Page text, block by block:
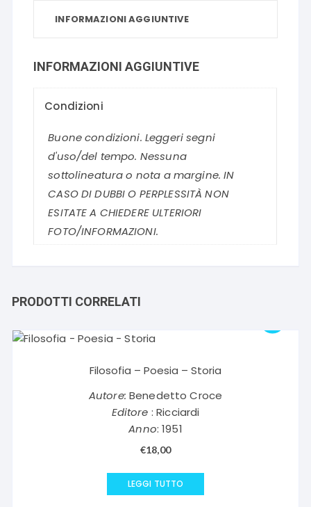
INFORMAZIONI AGGIUNTIVE
INFORMAZIONI AGGIUNTIVE
Condizioni
Buone condizioni. Leggeri segni
d'uso/del tempo. Nessuna
sottolineatura o nota a margine. IN
CASO DI DUBBI O PERPLESSITÀ NON
ESITATE A CHIEDERE ULTERIORI
FOTO/INFORMAZIONI.
PRODOTTI CORRELATI
Filosofia – Poesia – Storia
Autore: Benedetto Croce
Editore : Ricciardi
Anno: 1951
€18,00
LEGGI TUTTO